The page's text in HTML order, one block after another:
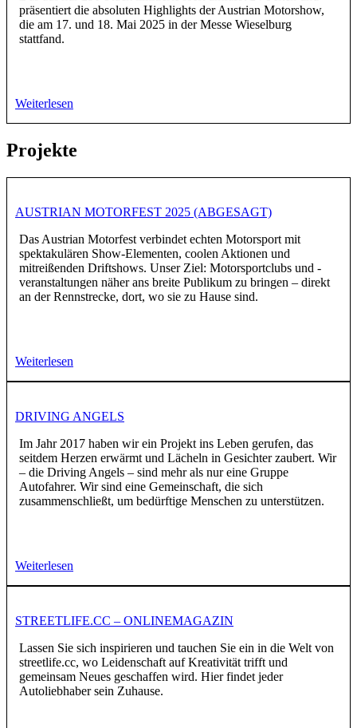
präsentiert die absoluten Highlights der Austrian Motorshow,
die am 17. und 18. Mai 2025 in der Messe Wieselburg
stattfand.
Weiterlesen
Projekte
AUSTRIAN MOTORFEST 2025 (ABGESAGT)
Das Austrian Motorfest verbindet echten Motorsport mit
spektakulären Show-Elementen, coolen Aktionen und
mitreißenden Driftshows. Unser Ziel: Motorsportclubs und -
veranstaltungen näher ans breite Publikum zu bringen – direkt
an der Rennstrecke, dort, wo sie zu Hause sind.
Weiterlesen
DRIVING ANGELS
Im Jahr 2017 haben wir ein Projekt ins Leben gerufen, das
seitdem Herzen erwärmt und Lächeln in Gesichter zaubert. Wir
– die Driving Angels – sind mehr als nur eine Gruppe
Autofahrer. Wir sind eine Gemeinschaft, die sich
zusammenschließt, um bedürftige Menschen zu unterstützen.
Weiterlesen
STREETLIFE.CC – ONLINEMAGAZIN
Lassen Sie sich inspirieren und tauchen Sie ein in die Welt von
streetlife.cc, wo Leidenschaft auf Kreativität trifft und
gemeinsam Neues geschaffen wird. Hier findet jeder
Autoliebhaber sein Zuhause.